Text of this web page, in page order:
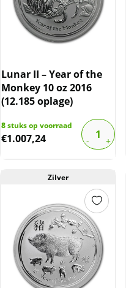
Lunar II – Year of the
Monkey 10 oz 2016
(12.185 oplage)
8stuks op voorraad
€1.007,24
Zilver